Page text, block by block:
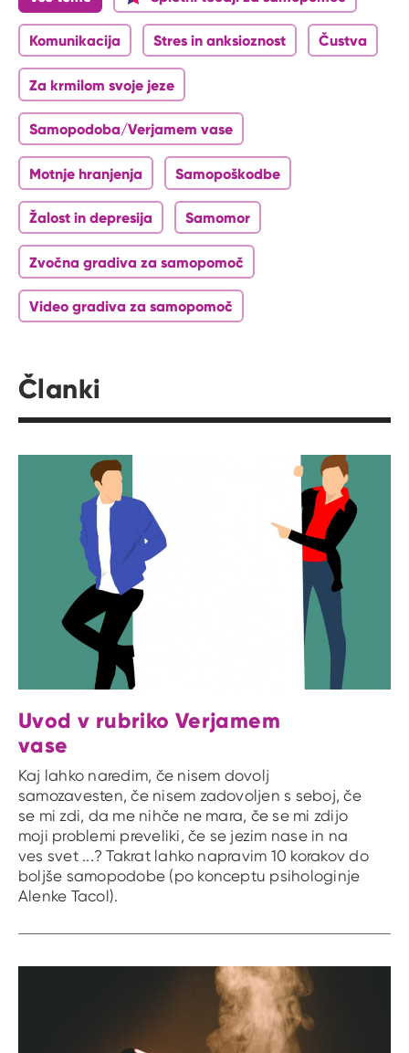
Komunikacija Stres in anksioznost Čustva
Za krmilom svoje jeze
Samopodoba/Verjamem vase
Motnje hranjenja Samopoškodbe
Žalost in depresija Samomor
Zvočna gradiva za samopomoč
Video gradiva za samopomoč
Članki
Uvod v rubriko Verjamem
vase
Kaj lahko naredim, če nisem dovolj
samozavesten, če nisem zadovoljen s seboj, če
se mi zdi, da me nihče ne mara, če se mi zdijo
moji problemi preveliki, če se jezim nase in na
ves svet ...? Takrat lahko napravim 10 korakov do
boljše samopodobe (po konceptu psihologinje
Alenke Tacol).